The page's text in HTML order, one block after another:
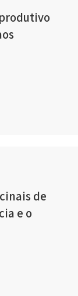
de
e o